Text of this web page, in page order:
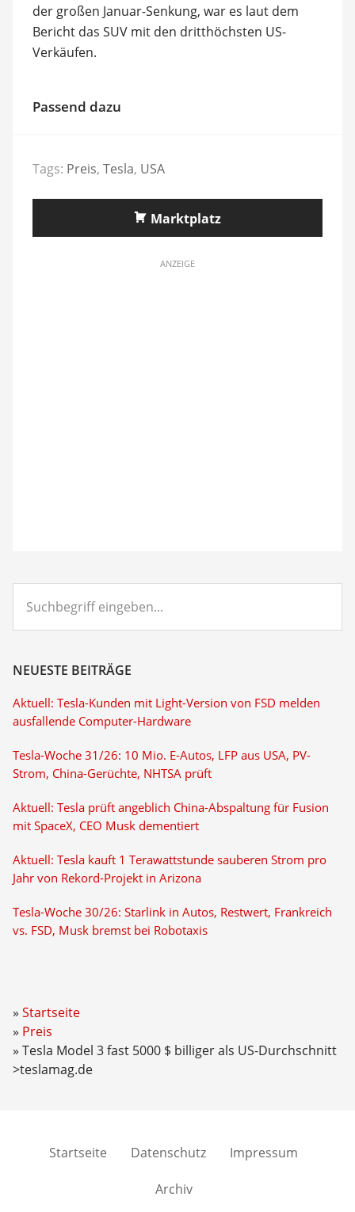
der großen Januar-Senkung, war es laut dem
Bericht das SUV mit den dritthöchsten US-
Verkäufen.
Passend dazu
Tags: Preis, Tesla, USA
Marktplatz
ANZEIGE
eingeben...
NEUESTE BEITRÄGE
Aktuell: Tesla-Kunden mit Light-Version von FSD melden
ausfallende Computer-Hardware
Tesla-Woche 31/26: 10 Mio. E-Autos, LFP aus USA, PV-
Strom, China-Gerüchte, NHTSA prüft
Aktuell: Tesla prüft angeblich China-Abspaltung für Fusion
mit SpaceX, CEO Musk dementiert
Aktuell: Tesla kauft 1 Terawattstunde sauberen Strom pro
Jahr von Rekord-Projekt in Arizona
Tesla-Woche 30/26: Starlink in Autos, Restwert, Frankreich
vs. FSD, Musk bremst bei Robotaxis
Startseite
Preis
Tesla Model 3 fast 5000 $ billiger als US-Durchschnitt
>teslamag.de
Startseite Datenschutz Impressum
Archiv